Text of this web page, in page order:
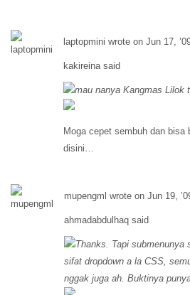
laptopmini wrote on Jun 17,
kakireina said
mau nanya Kangmas Lilok
Moga cepet sembuh dan bisa
disini…
mupengml wrote on Jun 19,
ahmadabdulhaq said
Thanks. Tapi submenunya
sifat dropdown a la CSS,
nggak juga ah. Buktinya